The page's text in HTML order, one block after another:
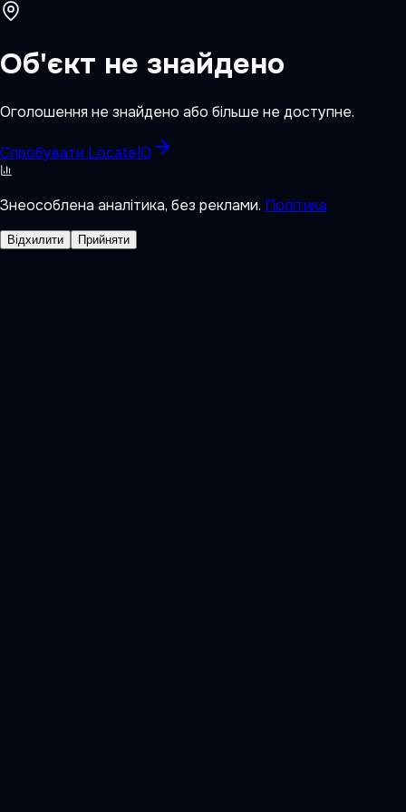
Об'єкт не знайдено
Оголошення не знайдено або більше не доступне.
Спробувати LocateIQ
Знеособлена аналітика, без реклами. Політика
Відхилити Прийняти